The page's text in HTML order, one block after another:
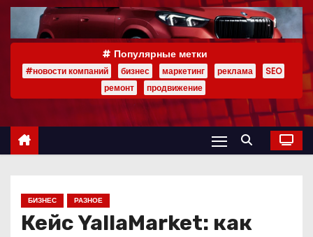
р
Популярные метки
#новости компаний бизнес маркетинг реклама
SEO
ремонт
продвижение
БИЗНЕС РАЗНОЕ
Кейс YallaMarket: как